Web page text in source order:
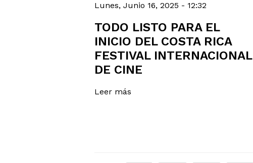
Lunes, Junio 16, 2025 - 12:32
TODO LISTO PARA EL
INICIO DEL COSTA RICA
FESTIVAL INTERNACIONAL
DE CINE
Leer más